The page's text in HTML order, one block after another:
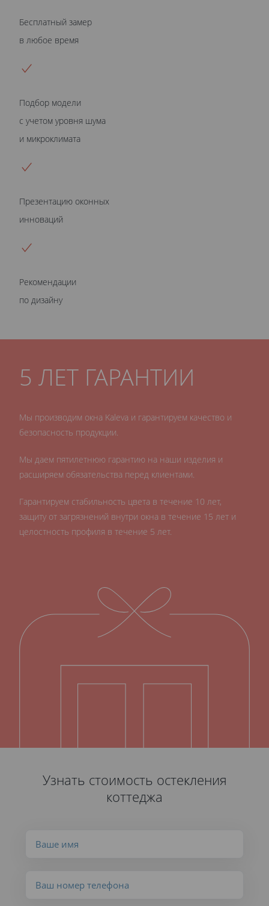
Бесплатный замер
в любое время
Подбор модели
с учетом уровня шума
и микроклимата
Презентацию оконных
инноваций
Рекомендации
по дизайну
5 ЛЕТ ГАРАНТИИ
Мы производим окна Kaleva и гарантируем качество и
безопасность продукции.
Мы даем пятилетнюю гарантию на наши изделия и
расширяем обязательства перед клиентами.
Гарантируем стабильность цвета в течение 10 лет,
защиту от загрязнений внутри окна в течение 15 лет и
целостность профиля в течение 5 лет.
Узнать стоимость остекления
коттеджа